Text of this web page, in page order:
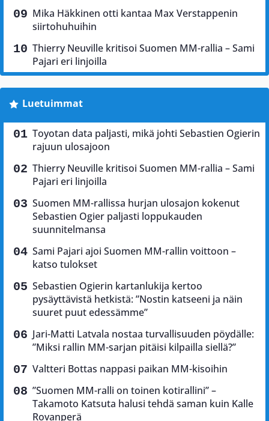
Mika Häkkinen otti kantaa Max Verstappenin
siirtohuhuihin
Thierry Neuville kritisoi Suomen MM-rallia – Sami
Pajari eri linjoilla
Luetuimmat
Toyotan data paljasti, mikä johti Sebastien Ogierin
rajuun ulosajoon
Thierry Neuville kritisoi Suomen MM-rallia – Sami
Pajari eri linjoilla
Suomen MM-rallissa hurjan ulosajon kokenut
Sebastien Ogier paljasti loppukauden
suunnitelmansa
Sami Pajari ajoi Suomen MM-rallin voittoon –
katso tulokset
Sebastien Ogierin kartanlukija kertoo
pysäyttävistä hetkistä: ”Nostin katseeni ja näin
suuret puut edessämme”
Jari-Matti Latvala nostaa turvallisuuden pöydälle:
”Miksi rallin MM-sarjan pitäisi kilpailla siellä?”
Valtteri Bottas nappasi paikan MM-kisoihin
”Suomen MM-ralli on toinen kotirallini” –
Takamoto Katsuta halusi tehdä saman kuin Kalle
Rovanperä